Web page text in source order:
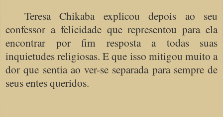
Teresa Chikaba explicou depois ao seu
confessor a felicidade que representou para ela
encontrar por fim resposta a todas suas
inquietudes religiosas. E que isso mitigou muito a
dor que sentia ao ver-se separada para sempre de
seus entes queridos.